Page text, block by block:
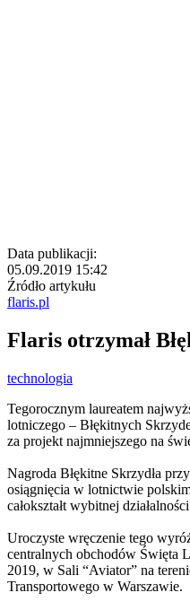
Data publikacji:
05.09.2019 15:42
Źródło artykułu
flaris.pl
Flaris otrzymał
technologia
Tegorocznym laureatem
lotniczego – Błękitnych
za projekt najmniejszego na
Nagroda Błękitne Skrzydła
osiągnięcia w lotnictwie
całokształt wybitnej
Uroczyste wręczenie tego
centralnych obchodów Święta
2019, w Sali “Aviator” na
Transportowego w Warszawie.